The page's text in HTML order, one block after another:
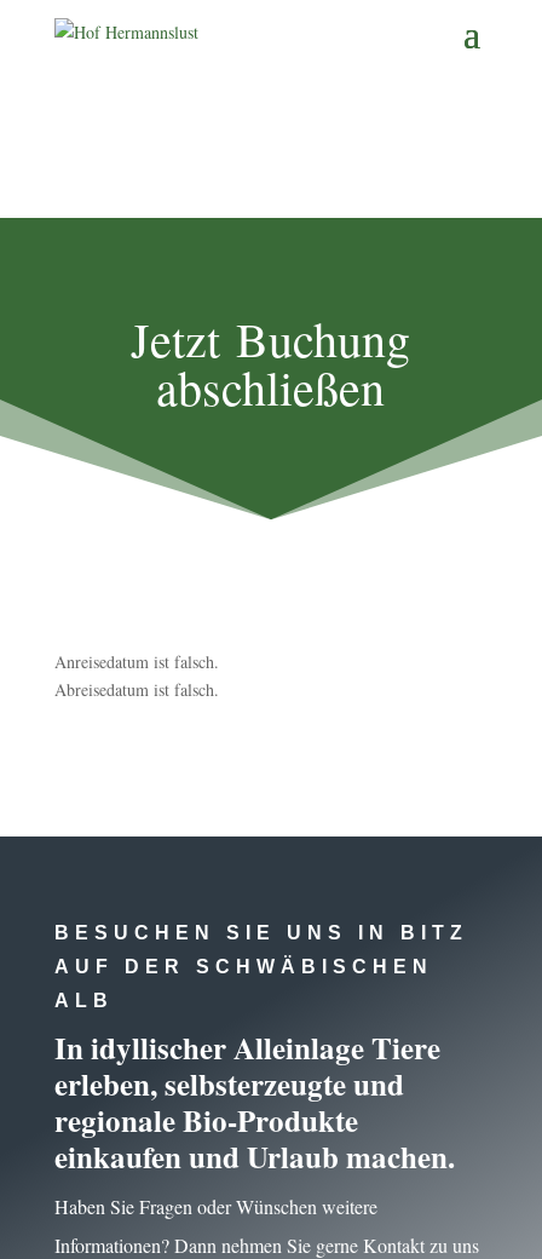
Jetzt Buchung
abschließen
Anreisedatum ist falsch.
Abreisedatum ist falsch.
BESUCHEN SIE UNS IN BITZ
AUF DER SCHWÄBISCHEN
ALB
In idyllischer Alleinlage Tiere
erleben, selbsterzeugte und
regionale Bio-Produkte
einkaufen und Urlaub machen.
Haben Sie Fragen oder Wünschen weitere
Informationen? Dann nehmen Sie gerne Kontakt zu uns